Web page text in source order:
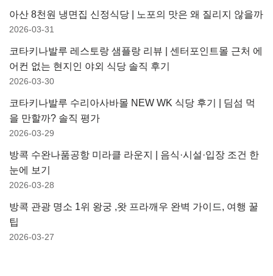
아산 8천원 냉면집 신정식당 | 노포의 맛은 왜 질리지 않을까
2026-03-31
코타키나발루 레스토랑 샘플랑 리뷰 | 센터포인트몰 근처 에
어컨 없는 현지인 야외 식당 솔직 후기
2026-03-30
코타키나발루 수리아사바몰 NEW WK 식당 후기 | 딤섬 먹
을 만할까? 솔직 평가
2026-03-29
방콕 수완나품공항 미라클 라운지 | 음식·시설·입장 조건 한
눈에 보기
2026-03-28
방콕 관광 명소 1위 왕궁 ,왓 프라깨우 완벽 가이드, 여행 꿀
팁
2026-03-27